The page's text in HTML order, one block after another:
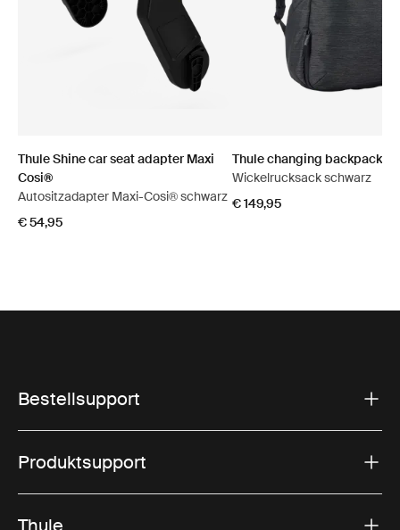
Thule Shine car seat adapter Maxi
Cosi®
Autositzadapter Maxi-Cosi® schwarz
€ 54,95
Thule changing backpack
Wickelrucksack schwarz
€ 149,95
Bestellsupport
Produktsupport